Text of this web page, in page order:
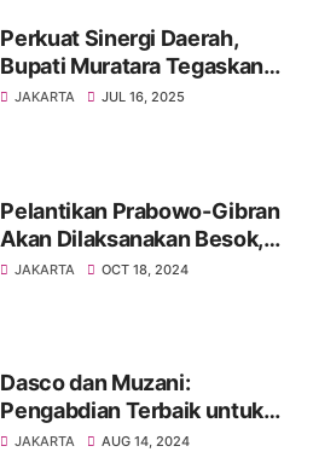
Perkuat Sinergi Daerah,
Bupati Muratara Tegaskan
Komitmen Dukung Agenda
JAKARTA JUL 16, 2025
Pelantikan Prabowo-Gibran
Akan Dilaksanakan Besok,
Berikut Susunan Kegiatan
JAKARTA OCT 18, 2024
Dasco dan Muzani:
Pengabdian Terbaik untuk
Bangsa dan Negara Harus
JAKARTA AUG 14, 2024